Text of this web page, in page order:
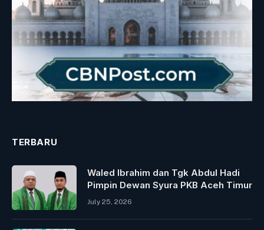
TERBARU
Waled Ibrahim dan Tgk Abdul Hadi
Pimpin Dewan Syura PKB Aceh Timur
July 25, 2026